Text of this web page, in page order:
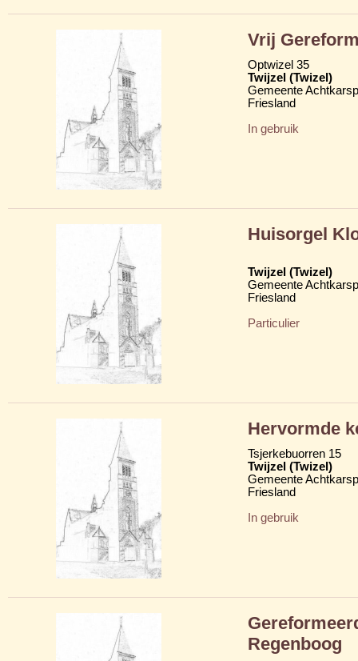
Vrij
Optwizel 35
Twijzel (Twizel)
Gemeente
Friesland
In gebruik
Huisorgel
Twijzel (Twizel)
Gemeente
Friesland
Particulier
Hervormde
Tsjerkebuorren 15
Twijzel (Twizel)
Gemeente
Friesland
In gebruik
Regenboog